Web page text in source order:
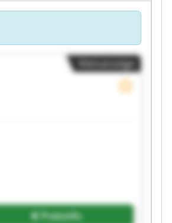
Kleinanzeige
Preisinfo